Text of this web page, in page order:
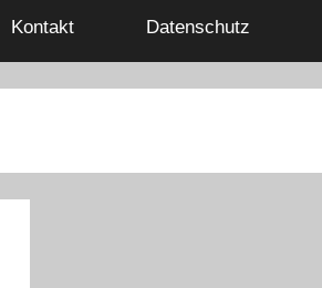
Kontakt Datenschutz